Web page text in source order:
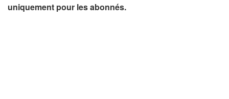
uniquement pour les abonnés.